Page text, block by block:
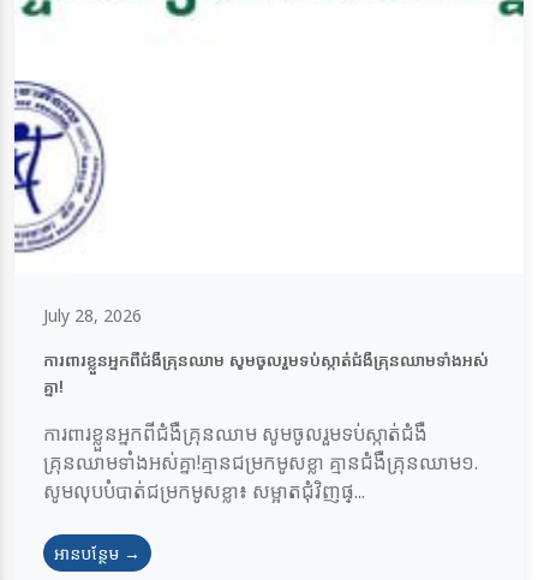
July 28, 2026
ការពារខ្លួនអ្នកពីជំងឺគ្រុនឈាម សូមចូលរួមទប់ស្កាត់ជំងឺគ្រុនឈាមទាំងអស់
គ្នា!
ការពារខ្លួនអ្នកពីជំងឺគ្រុនឈាម សូមចូលរួមទប់ស្កាត់ជំងឺ
គ្រុនឈាមទាំងអស់គ្នា!គ្មានជម្រកមូសខ្លា គ្មានជំងឺគ្រុនឈាម១.
សូមលុបបំបាត់ជម្រកមូសខ្លា៖ សម្អាតជុំវិញផ្...
អានបន្ថែម →